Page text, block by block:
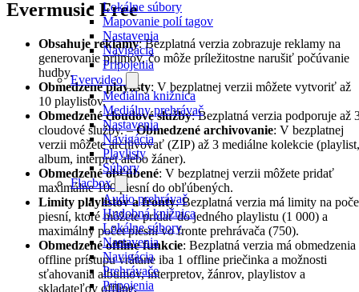
Lokálne súbory
Mapovanie polí tagov
Nastavenia
Navigácia
Pripojenia
Evervideo
Mediálna knižnica
Mediálny prehrávač
Nastavenia
Navigácia
Playlisty
Súbory
Flacbox
Audio prehrávač
Hudobná knižnica
Lokálne súbory
Nastavenia
Navigácia
Prehrávače
Pripojenia
Evermusic Free
Obsahuje reklamy: Bezplatná verzia zobrazuje reklamy na
generovanie príjmov, čo môže príležitostne narušiť počúvanie
hudby.
Obmedzené playlisty: V bezplatnej verzii môžete vytvoriť až
10 playlistov.
Obmedzené cloudové služby: Bezplatná verzia podporuje až
cloudové služby. –Obmedzené archivovanie: V bezplatnej
verzii môžete archivovať (ZIP) až 3 mediálne kolekcie (playlist,
album, interpret alebo žáner).
Obmedzené obľúbené: V bezplatnej verzii môžete pridať
maximálne 100 piesní do obľúbených.
Limity playlistov a fronty: Bezplatná verzia má limity na
piesní, ktoré môžete pridať do jedného playlistu (1 000) a
maximálny počet piesní vo fronte prehrávača (750).
Obmedzené offline funkcie: Bezplatná verzia má obmedzenia
offline prístupu vrátane iba 1 offline priečinka a možnosti
sťahovania albumov, interpretov, žánrov, playlistov a
skladateľov offline.